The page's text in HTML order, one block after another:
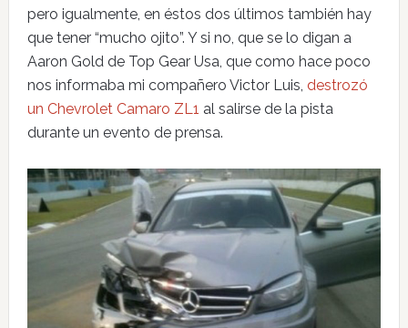
pero igualmente, en éstos dos últimos también hay
que tener “mucho ojito”. Y si no, que se lo digan a
Aaron Gold de Top Gear Usa, que como hace poco
nos informaba mi compañero Victor Luis, destrozó
un Chevrolet Camaro ZL1 al salirse de la pista
durante un evento de prensa.